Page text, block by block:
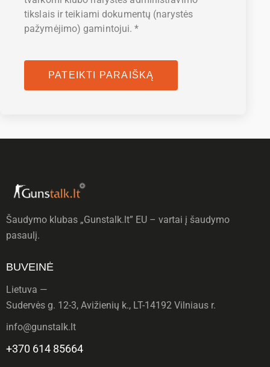
tikslais ir teikiami dokumentų (narystės
pažymėjimo) gamintojui. *
Šaudymo klubas „Gunstalk.lt” EU – vartai į šaudymo
pasaulį.
BUVEINĖ
Lietuva —
Sudervės g. 12-3, Avižienių k., LT-14192 Vilniaus r.
info@gunstalk.lt
+370 614 85664